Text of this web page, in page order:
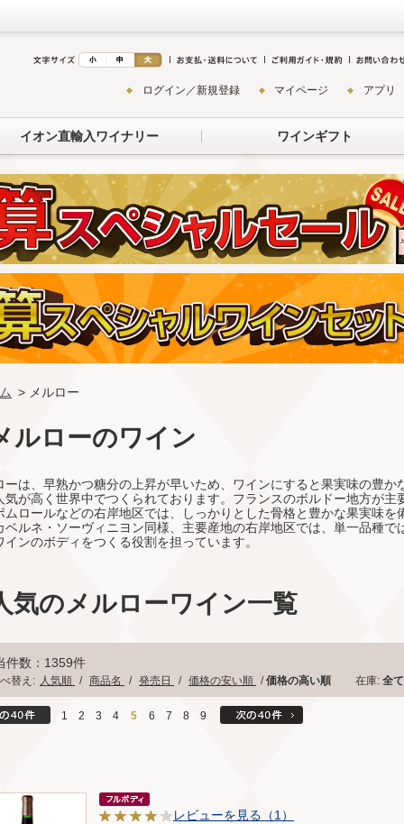
ログイン／新規登録 マイページ アプリ
イオン直輸入ワイナリー ワインギフト
> メルロー
ルローのワイン
ーは、早熟かつ糖分の上昇が早いため、ワインにすると果実味の豊
気が高く世界中でつくられております。フランスのボルドー地方が
ムロールなどの右岸地区では、しっかりとした骨格と豊かな果実味
ベルネ・ソーヴィニヨン同様、主要産地の右岸地区では、単一品種
インのボディをつくる役割を担っています。
気のメルローワイン一覧
件数：1359件
替え: 人気順 / 商品名 / 発売日 / 価格の安い順 /価格の高い順 在庫: 全
1 2 3 4 5 6 7 8 9
レビューを見る（1）